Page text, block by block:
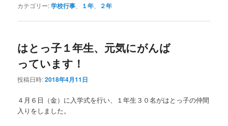
カテゴリー:学校行事 １年 ２年
はとっ子１年生、元気にがんば
っています！
投稿日時:2018年4月11日
４月６日（金）に入学式を行い、１年生３０名がはとっ子の仲間
入りをしました。